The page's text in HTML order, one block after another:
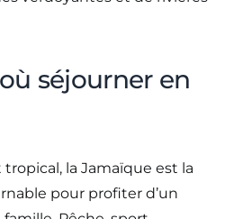
séjourner en
la Jamaïque est la
pour profiter d’un